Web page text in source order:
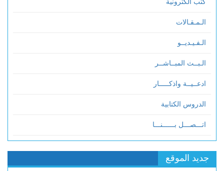
كتب الكترونية
الـمـقـالات
الـفـيـديــو
الـبــث المبــاشــر
ادعــيــة واذكـــــار
الدروس الكتابية
اتـــصـــل بــــــنـــا
جديد الموقع